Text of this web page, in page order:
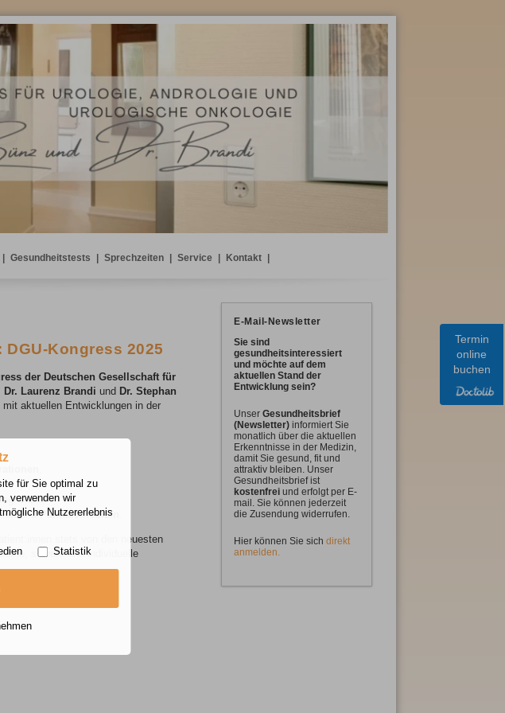
Gesundheitstests Sprechzeiten Service Kontakt
Kongress 2025
der Deutschen Gesellschaft für
Dr. Laurenz Brandi und Dr. Stephan
aktuellen Entwicklungen in der
undPalliativmedizin
stets von den neuesten
sichere und individuelle
E-Mail-Newsletter
Sie sind
gesundheitsinteressiert
und möchte auf dem
aktuellen Stand der
Entwicklung sein?
Unser Gesundheitsbrief
(Newsletter) informiert Sie
monatlich über die aktuellen
Erkenntnisse in der Medizin,
damit Sie gesund, fit und
attraktiv bleiben. Unser
Gesundheitsbrief ist
kostenfrei und erfolgt per E-
mail. Sie können jederzeit
die Zusendung widerrufen.
Hier können Sie sich direkt
anmelden.
Termin
online
buchen
für Sie optimal zu
verwenden wir
Nutzererlebnis
Statistik